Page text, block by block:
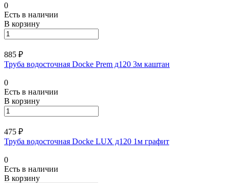
0
Есть в наличии
В корзину
885 ₽
Труба водосточная Docke Prem д120 3м каштан
0
Есть в наличии
В корзину
475 ₽
Труба водосточная Docke LUX д120 1м графит
0
Есть в наличии
В корзину